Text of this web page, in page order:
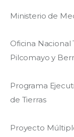
Ministerio de
Oficina Nacional
Pilcomayo y
Programa
de Tierras
Proyecto